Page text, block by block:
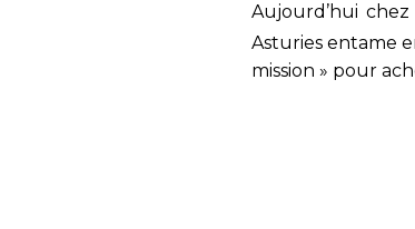
Aujourd’hui
Asturies entame
mission » pour